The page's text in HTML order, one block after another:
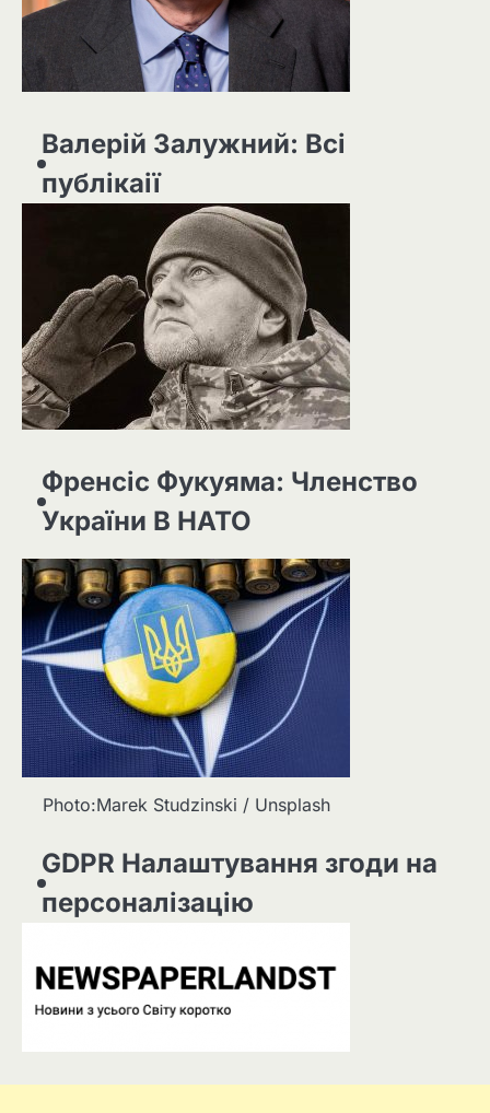
Валерій Залужний: Всі
публікаії
Френсіс Фукуяма: Членство
України В НАТО
Photo:Marek Studzinski / Unsplash
GDPR Налаштування згоди на
персоналізацію